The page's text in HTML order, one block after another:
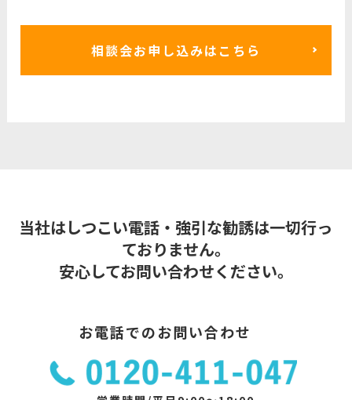
相談会お申し込みはこちら
当社はしつこい電話・強引な勧誘は一切行っ
ておりません。
安心してお問い合わせください。
お電話でのお問い合わせ